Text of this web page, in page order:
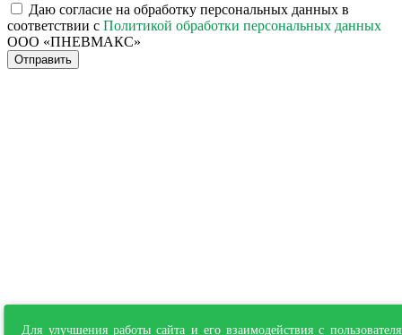
Для улучшения работы сайта и его взаимодействия с
Даю согласие на обработку персональных данных в
соответствии с Политикой обработки персональных данных
ООО «ПНЕВМАКС»
Отправить